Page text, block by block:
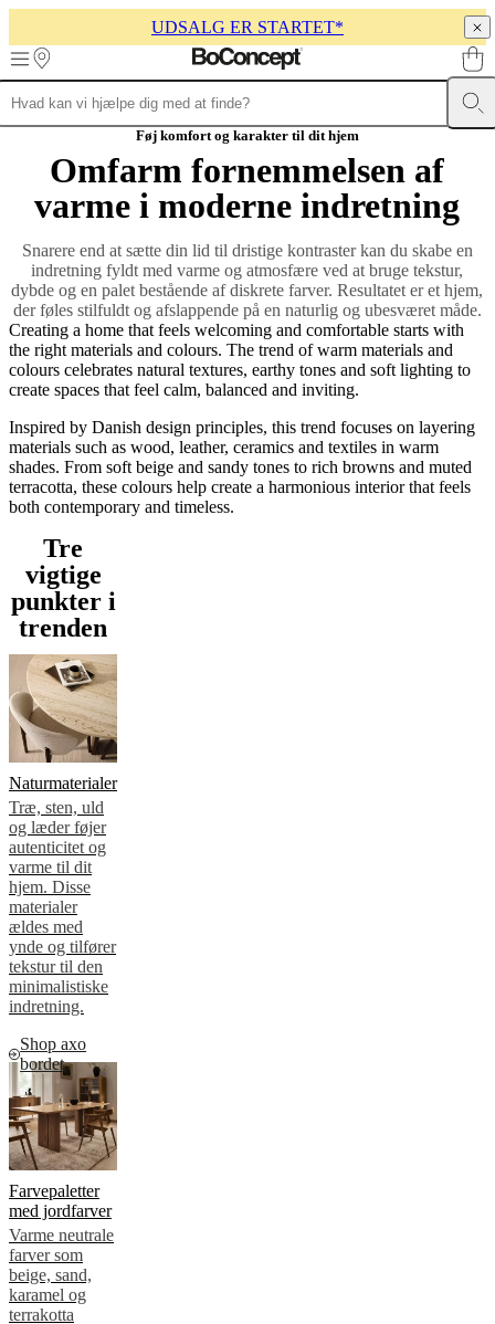
UDSALG ER STARTET*
Skip to main content
StoleBordeOpbevaringSengeUderum Tæpper
Bord
kollektionerStole
Lænestole
kollektionerSenge
kollektionerTilbehørs
kollektionerStof-
og
læderkollektionOutletRumStuerSpisestuerSoveværelserUderumHjem
med
små
rumHjemmekontorerBoConcept
+
Christensen InspirationKundeserviceKontaktLeveringPleje
af
produkterSamlevejledningGarantiJuridiskGratis
indretningsserviceBestil
gratis
Om
BoConceptVærdier
ansvarHistorien
og
kvalitetMød
vores
designereTilpasning
and
certificationsTilgængelighedserklæring
franchisetagerProfessionals
ProgramProjects
news
Føj komfort og karakter til dit hjem
Omfarm fornemmelsen af
varme i moderne indretning
Snarere end at sætte din lid til dristige kontraster kan du skabe en
indretning fyldt med varme og atmosfære ved at bruge tekstur,
dybde og en palet bestående af diskrete farver. Resultatet er et hjem,
der føles stilfuldt og afslappende på en naturlig og ubesværet måde.
Creating a home that feels welcoming and comfortable starts with
the right materials and colours. The trend of warm materials and
colours celebrates natural textures, earthy tones and soft lighting to
create spaces that feel calm, balanced and inviting.
Inspired by Danish design principles, this trend focuses on layering
materials such as wood, leather, ceramics and textiles in warm
shades. From soft beige and sandy tones to rich browns and muted
terracotta, these colours help create a harmonious interior that feels
both contemporary and timeless.
Tre
vigtige
punkter i
trenden
Naturmaterialer
Træ, sten, uld
og læder føjer
autenticitet og
varme til dit
hjem. Disse
materialer
ældes med
ynde og tilfører
tekstur til den
minimalistiske
indretning.
Shop axo
bordet
Farvepaletter
med jordfarver
Varme neutrale
farver som
beige, sand,
karamel og
terrakotta